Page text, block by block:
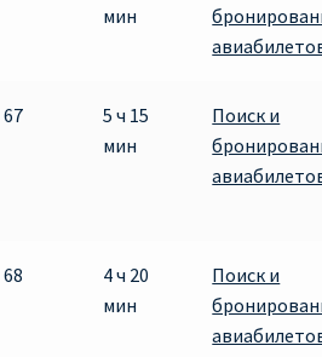
мин
67
5 ч 15
мин
Поиск и
68
4 ч 20
мин
Поиск и